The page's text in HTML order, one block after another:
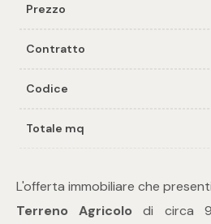
Prezzo
Contratto
Codice
Totale mq
L'offerta immobiliare che
Terreno Agricolo di circa
immobile
Contattaci
-
Commerciali